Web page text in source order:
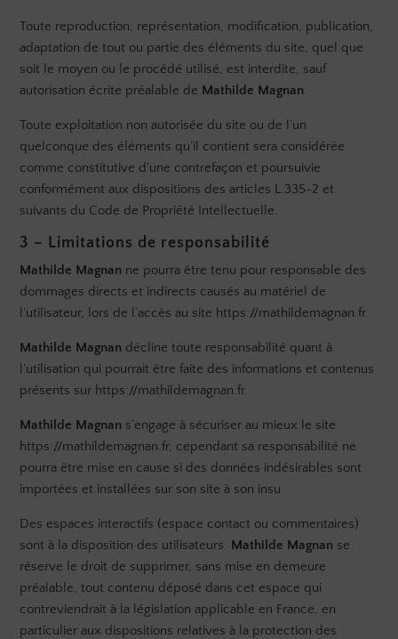
Toute reproduction, représentation, modification, publication,
adaptation de tout ou partie des éléments du site, quel que
soit le moyen ou le procédé utilisé, est interdite, sauf
autorisation écrite préalable de Mathilde Magnan.
Toute exploitation non autorisée du site ou de l’un
quelconque des éléments qu’il contient sera considérée
comme constitutive d’une contrefaçon et poursuivie
conformément aux dispositions des articles L.335-2 et
suivants du Code de Propriété Intellectuelle.
3 – Limitations de responsabilité
Mathilde Magnan ne pourra être tenu pour responsable des
dommages directs et indirects causés au matériel de
l’utilisateur, lors de l’accès au site https://mathildemagnan.fr.
Mathilde Magnan décline toute responsabilité quant à
l’utilisation qui pourrait être faite des informations et contenus
présents sur https://mathildemagnan.fr.
Mathilde Magnan s’engage à sécuriser au mieux le site
https://mathildemagnan.fr, cependant sa responsabilité ne
pourra être mise en cause si des données indésirables sont
importées et installées sur son site à son insu.
Des espaces interactifs (espace contact ou commentaires)
sont à la disposition des utilisateurs. Mathilde Magnan se
réserve le droit de supprimer, sans mise en demeure
préalable, tout contenu déposé dans cet espace qui
contreviendrait à la législation applicable en France, en
particulier aux dispositions relatives à la protection des